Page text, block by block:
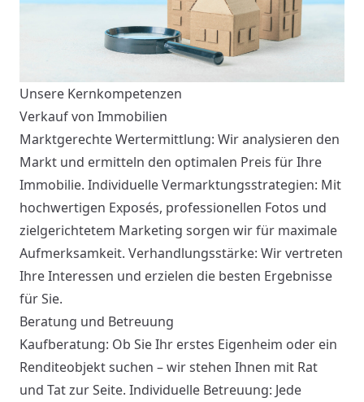
Unsere Kernkompetenzen
Verkauf von Immobilien
Marktgerechte Wertermittlung: Wir analysieren den
Markt und ermitteln den optimalen Preis für Ihre
Immobilie. Individuelle Vermarktungsstrategien: Mit
hochwertigen Exposés, professionellen Fotos und
zielgerichtetem Marketing sorgen wir für maximale
Aufmerksamkeit. Verhandlungsstärke: Wir vertreten
Ihre Interessen und erzielen die besten Ergebnisse
für Sie.
Beratung und Betreuung
Kaufberatung: Ob Sie Ihr erstes Eigenheim oder ein
Renditeobjekt suchen – wir stehen Ihnen mit Rat
und Tat zur Seite. Individuelle Betreuung: Jede